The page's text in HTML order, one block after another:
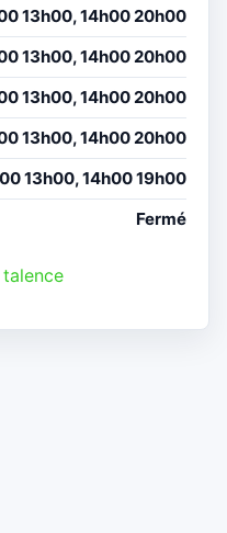
13h00, 14h00 20h00
13h00, 14h00 20h00
13h00, 14h00 20h00
13h00, 14h00 20h00
13h00, 14h00 19h00
Fermé